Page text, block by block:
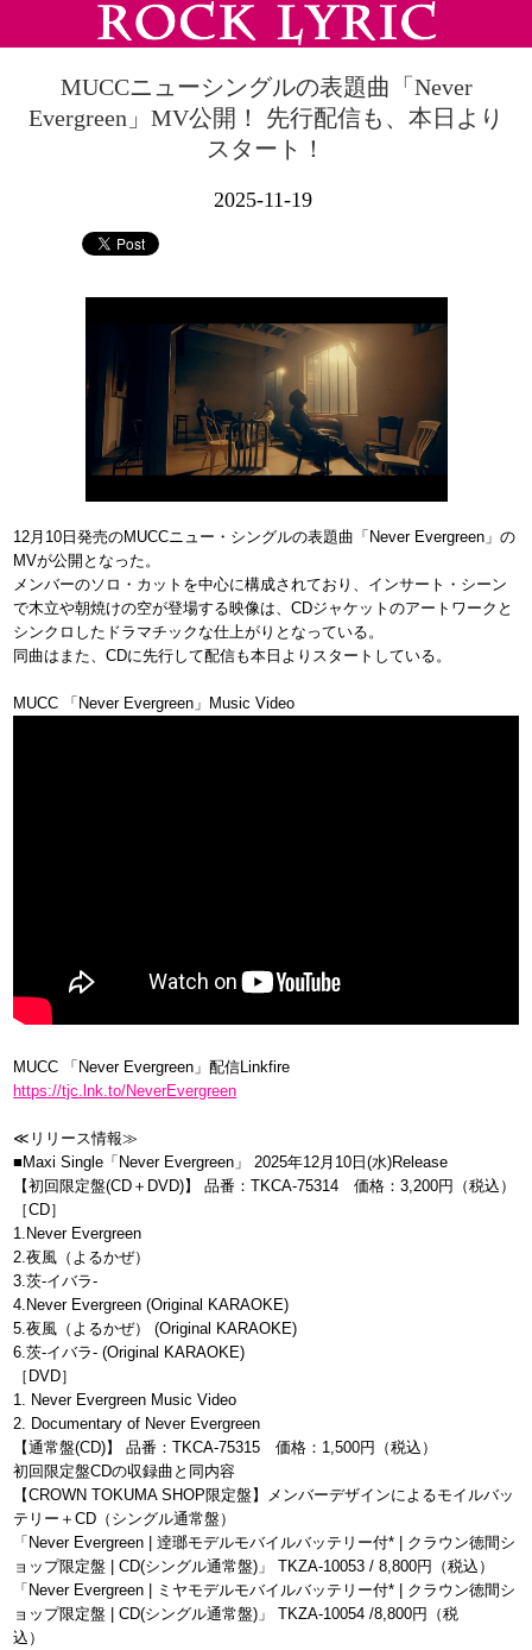
MUCCニューシングルの表題曲「Never
Evergreen」MV公開！ 先行配信も、本日より
スタート！
2025-11-19
12月10日発売のMUCCニュー・シングルの表題曲「Never Evergreen」の
MVが公開となった。
メンバーのソロ・カットを中心に構成されており、インサート・シーン
で木立や朝焼けの空が登場する映像は、CDジャケットのアートワークと
シンクロしたドラマチックな仕上がりとなっている。
同曲はまた、CDに先行して配信も本日よりスタートしている。
MUCC 「Never Evergreen」Music Video
MUCC 「Never Evergreen」配信Linkfire
https://tjc.lnk.to/NeverEvergreen
≪リリース情報≫
■Maxi Single「Never Evergreen」 2025年12月10日(水)Release
【初回限定盤(CD＋DVD)】 品番：TKCA-75314 価格：3,200円（税込）
［CD］
1.Never Evergreen
2.夜風（よるかぜ）
3.茨-イバラ-
4.Never Evergreen (Original KARAOKE)
5.夜風（よるかぜ） (Original KARAOKE)
6.茨-イバラ- (Original KARAOKE)
［DVD］
1. Never Evergreen Music Video
2. Documentary of Never Evergreen
【通常盤(CD)】 品番：TKCA-75315 価格：1,500円（税込）
初回限定盤CDの収録曲と同内容
【CROWN TOKUMA SHOP限定盤】メンバーデザインによるモイルバッ
テリー＋CD（シングル通常盤）
「Never Evergreen | 逹瑯モデルモバイルバッテリー付* | クラウン徳間シ
ョップ限定盤 | CD(シングル通常盤)」 TKZA-10053 / 8,800円（税込）
「Never Evergreen | ミヤモデルモバイルバッテリー付* | クラウン徳間シ
ョップ限定盤 | CD(シングル通常盤)」 TKZA-10054 /8,800円（税
込）